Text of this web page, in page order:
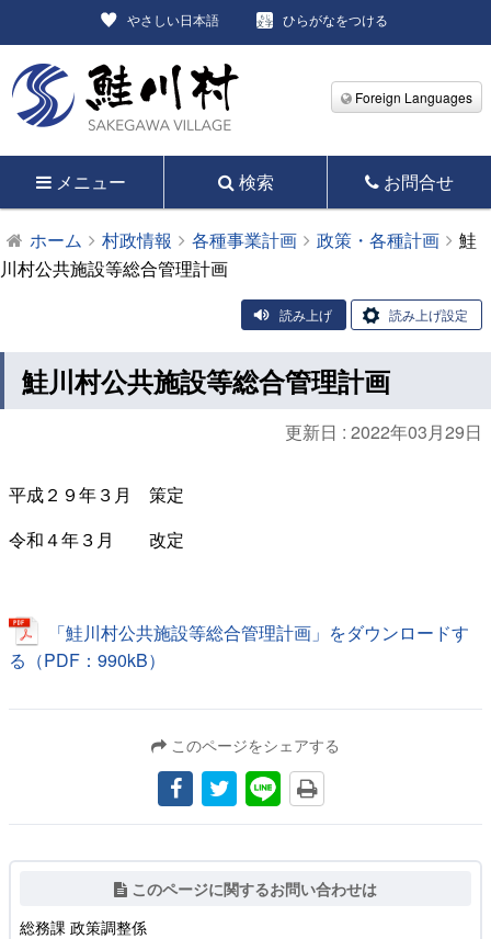
やさしい日本語 ひらがなをつける
Foreign Languages
メニュー 検索 お問合せ
ホーム 村政情報 各種事業計画 政策・各種計画
鮭
川村公共施設等総合管理計画
読み上げ 読み上げ設定
鮭川村公共施設等総合管理計画
更新日 : 2022年03月29日
平成２９年３月 策定
令和４年３月 改定
「鮭川村公共施設等総合管理計画」をダウンロードす
る（PDF：990kB）
このページをシェアする
このページに関するお問い合わせは
総務課 政策調整係